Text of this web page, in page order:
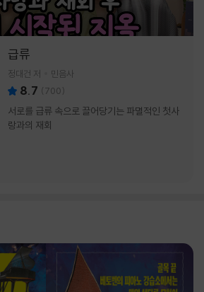
급류
정대건 저 민음사
8.7 (700)
서로를 급류 속으로 끌어당기는 파멸적인 첫사
랑과의 재회